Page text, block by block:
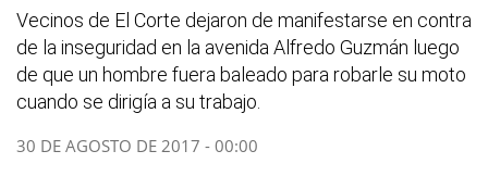
Vecinos de El Corte dejaron de manifestarse en contra
de la inseguridad en la avenida Alfredo Guzmán luego
de que un hombre fuera baleado para robarle su moto
cuando se dirigía a su trabajo.
30 DE AGOSTO DE 2017 - 00:00